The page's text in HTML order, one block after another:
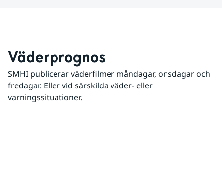
Väderprognos
SMHI publicerar väderfilmer måndagar, onsdagar och
fredagar. Eller vid särskilda väder- eller
varningssituationer.